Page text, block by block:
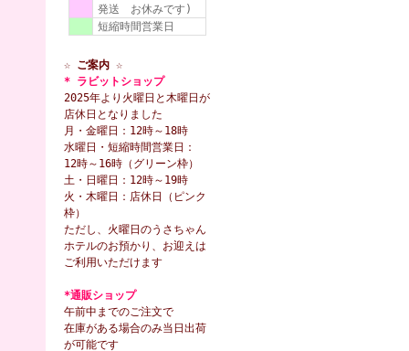
発送 お休みです)
短縮時間営業日
☆ ご案内 ☆
* ラビットショップ
2025年より火曜日と木曜日が
店休日となりました
月・金曜日：12時～18時
水曜日・短縮時間営業日：
12時～16時（グリーン枠）
土・日曜日：12時～19時
火・木曜日：店休日（ピンク
枠）
ただし、火曜日のうさちゃん
ホテルのお預かり、お迎えは
ご利用いただけます
*通販ショップ
午前中までのご注文で
在庫がある場合のみ当日出荷
が可能です